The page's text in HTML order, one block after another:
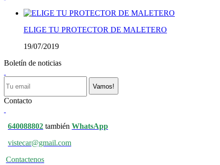
ELIGE TU PROTECTOR DE MALETERO
19/07/2019
Boletín de noticias
Vamos!
Contacto
640088802 también WhatsApp
vistecar@gmail.com
Contactenos